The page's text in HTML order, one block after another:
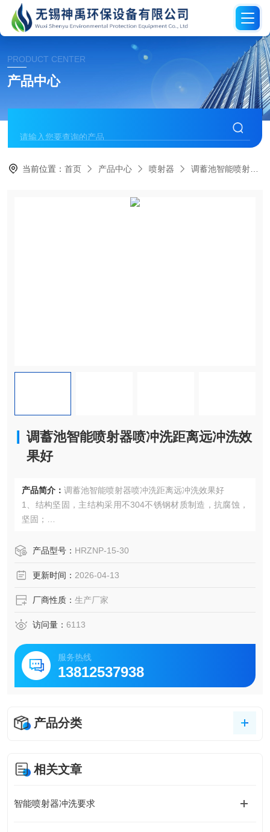
PRODUCT CENTER
产品中心
当前位置：首页 产品中心 喷射器 调蓄池智能喷射
调蓄池智能喷射器喷冲洗距离远冲洗效
果好
产品简介： 调蓄池智能喷射器喷冲洗距离远冲洗效果好
1、结构坚固，主结构采用不304不锈钢材质制造，抗腐蚀，
坚固；
3、自动化程度高，全工资构成全部自动化实现，不需要人员
4、电机可靠性高，旋转执行器和喷射泵均采用业内知子；
定，安装方便。
产品型号： HRZNP-15-30
更新时间： 2026-04-13
厂商性质： 生产厂家
访问量： 6113
服务热线
13812537938
产品分类
相关文章
智能喷射器冲洗要求